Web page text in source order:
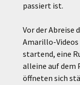
passiert ist.
Vor der Abreise
Amarillo-
startend, eine
alleine auf dem
öffneten sich